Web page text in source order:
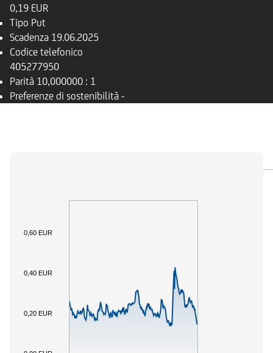
0,19 EUR
Tipo Put
Scadenza 19.06.2025
Codice telefonico
405277950
Parità 10,000000 : 1
Preferenze di sostenibilità -
0,20 EUR
0,40 EUR
0,60 EUR